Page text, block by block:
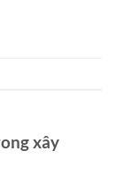
xây